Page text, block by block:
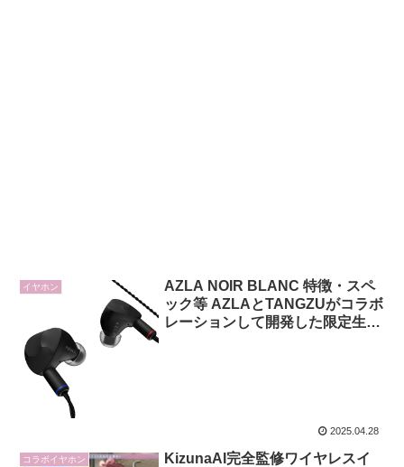
イヤホン
AZLA NOIR BLANC 特徴・スペ
ック等 AZLAとTANGZUがコラボ
レーションして開発した限定生産
2025.04.28
コラボイヤホン
KizunaAI完全監修ワイヤレスイ